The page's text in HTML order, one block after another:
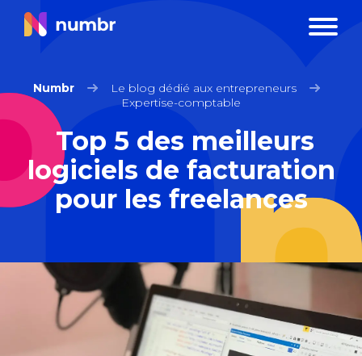
Numbr
Le blog dédié aux entrepreneurs
Expertise-comptable
Top 5 des meilleurs
logiciels de facturation
pour les freelances